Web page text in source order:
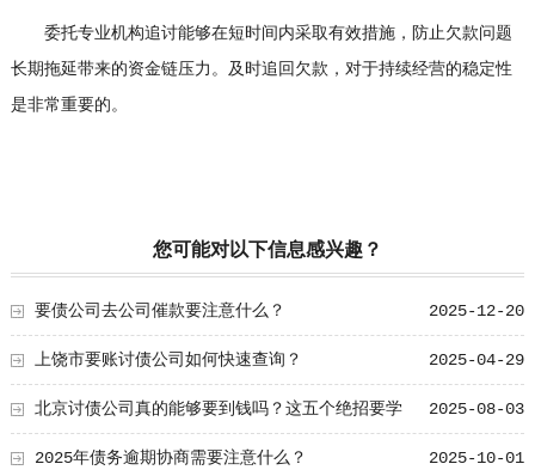
委托专业机构追讨能够在短时间内采取有效措施，防止欠款问题
长期拖延带来的资金链压力。及时追回欠款，对于持续经营的稳定性
是非常重要的。
您可能对以下信息感兴趣？
2025-12-20
要债公司去公司催款要注意什么？
2025-04-29
上饶市要账讨债公司如何快速查询？
2025-08-03
北京讨债公司真的能够要到钱吗？这五个绝招要学
会！ 2025-10-01
2025年债务逾期协商需要注意什么？